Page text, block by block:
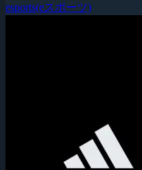
esports(eスポーツ)